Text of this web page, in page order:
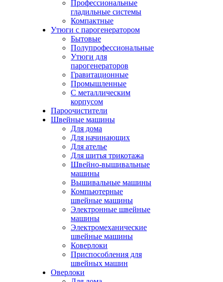
Профессиональные
гладильные системы
Компактные
Утюги с парогенератором
Бытовые
Полупрофессиональные
Утюги для
парогенераторов
Гравитационные
Промышленные
С металлическим
корпусом
Пароочистители
Швейные машины
Для дома
Для начинающих
Для ателье
Для шитья трикотажа
Швейно-вышивальные
машины
Вышивальные машины
Компьютерные
швейные машины
Электронные швейные
машины
Электромеханические
швейные машины
Коверлоки
Приспособления для
швейных машин
Оверлоки